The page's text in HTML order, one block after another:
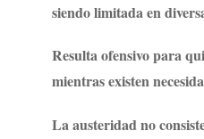
siendo limitada en
Resulta ofensivo para
mientras existen
La austeridad no